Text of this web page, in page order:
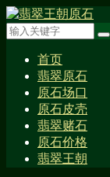
首页
翡翠原石
原石场口
原石皮壳
翡翠赌石
原石价格
翡翠王朝